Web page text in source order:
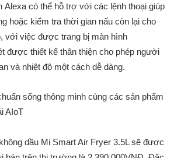
Alexa có thể hỗ trợ với các lệnh thoại giúp
hoặc kiểm tra thời gian nấu còn lại cho
với việc được trang bị màn hình
được thiết kế thân thiện cho phép người
và nhiệt độ một cách dễ dàng.
dầu Mi Smart Air Fryer 3.5L sẽ được